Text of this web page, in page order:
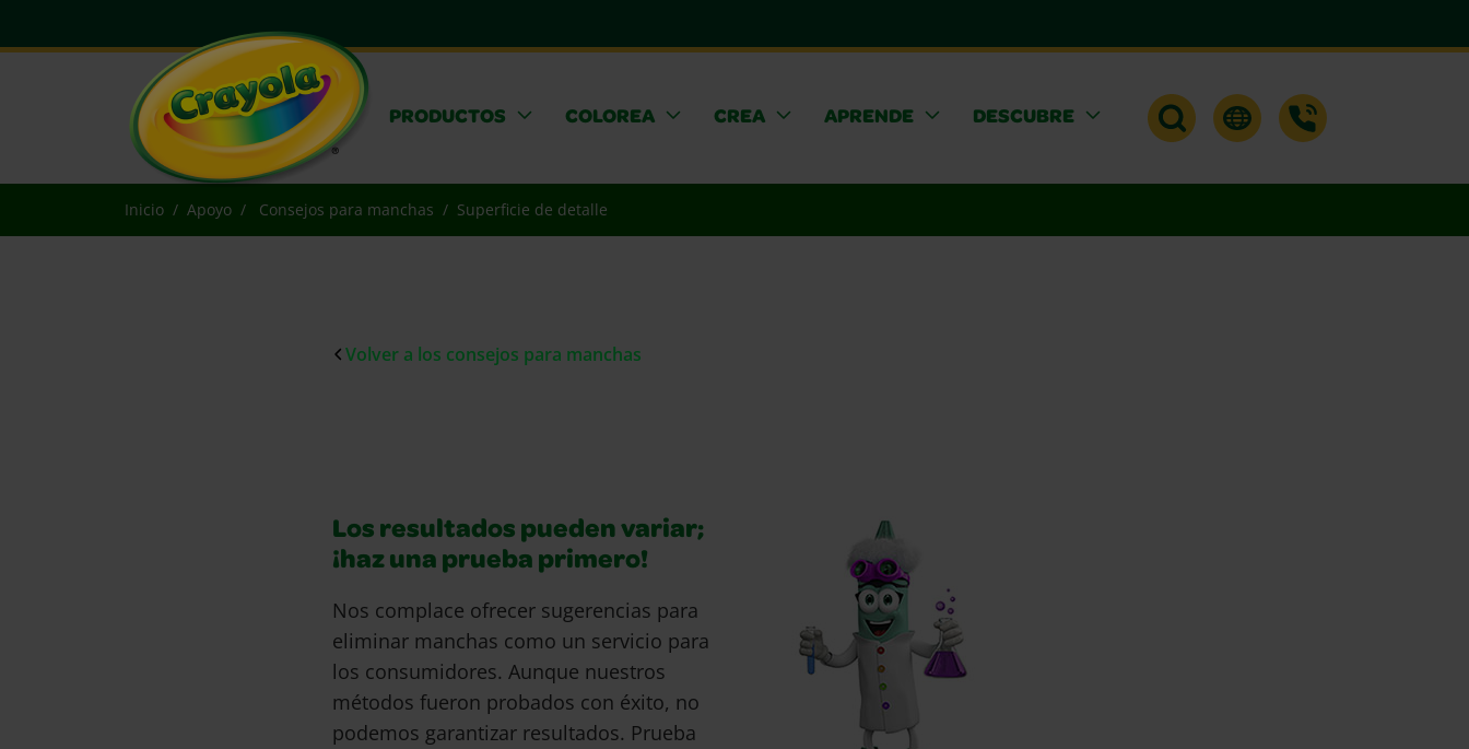
PRODUCTOS COLOREA CREA APRENDE DESCUBRE
Inicio Apoyo Consejos para manchas Superficie de detalle
Volver a los consejos para manchas
Los resultados pueden variar;
¡haz una prueba primero!
Nos complace ofrecer sugerencias para
eliminar manchas como un servicio para
los consumidores. Aunque nuestros
métodos fueron probados con éxito, no
podemos garantizar resultados. Prueba